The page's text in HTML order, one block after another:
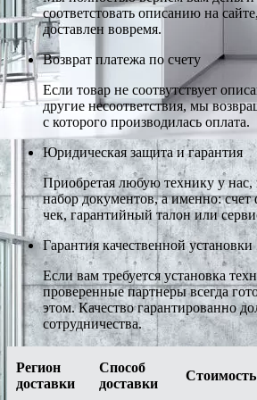
соответстовать описанию на
доставлен вовремя.
Возврат платежа по счету
Если товар не соотвутствует
другие несоответствия, мы
с которого производилась оплата.
Юридическая защита и гарантия
Приобретая любую технику у
набор документов, а именно: счет
чек, гарантийный талон или
Гарантия качественной установки
Если вам требуется установка
проверенные партнеры всегда
этом. Качество гарантированно
сотрудничества.
Регион
доставки
Способ
доставки
Стоимость